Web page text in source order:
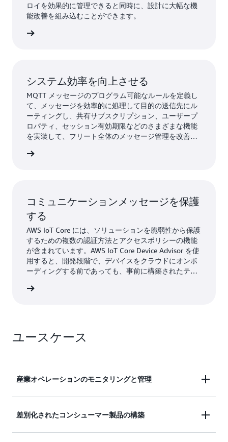
ロイを効果的に管理できると同時に、設計に大幅な機
能改善を組み込むことができます。
システム効率を向上させる
MQTT メッセージのプログラム可能なルールを定義し
て、メッセージを効率的に処理して目的の送信先にル
ーティングし、共有サブスクリプション、ユーザープ
ロパティ、セッション有効期限などのさまざまな機能
を実装して、フリート全体のメッセージ管理を改善し
コミュニケーションメッセージを保護
する
AWS IoT Core には、ソリューションを脆弱性から保護
するための複数の認証方法とアクセスポリシーの機能
が含まれています。AWS IoT Core Device Advisor を使
用すると、開発段階で、デバイスをクラウドにオンボ
ーディングする前であっても、事前に構築されたテス
証できます。
ユースケース
産業オペレーションのモニタリングと管理
予測品質、メンテナンス、およびリモートオペレー
差別化されたコンシューマー製品の構築